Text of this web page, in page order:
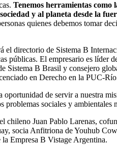
Tenemos herramientas como
y al planeta desde la
quienes debemos tomar
el directorio de Sistema B
públicas. El empresario es líder
Sistema B Brasil y consejero
en Derecho en la PUC-
de servir a nuestra
problemas sociales y ambientales
chileno Juan Pablo Larenas,
socia Anfitriona de Youhub
Empresa B Vistage Argentina.